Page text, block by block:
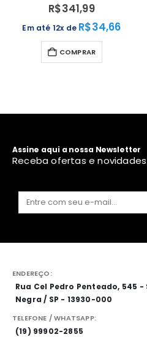
R$341,99
Em até 12x de R$34,66
COMPRAR
Assine aqui a nossa Newsletter
Receba ofertas e
ENDEREÇO:
Rua Cel Pedro Penteado, 545
Negra / SP - 13930-000
TELEFONE / WHATSAPP:
(19) 99902-2855